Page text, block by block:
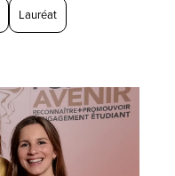
Lauréat